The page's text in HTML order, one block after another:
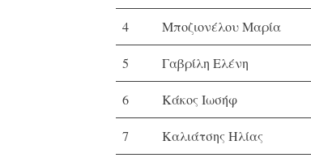
4 Μποζιονέλου Μαρία
5 Γαβρίλη Ελένη
6 Κάκος Ιωσήφ
7 Καλιάτσης Ηλίας